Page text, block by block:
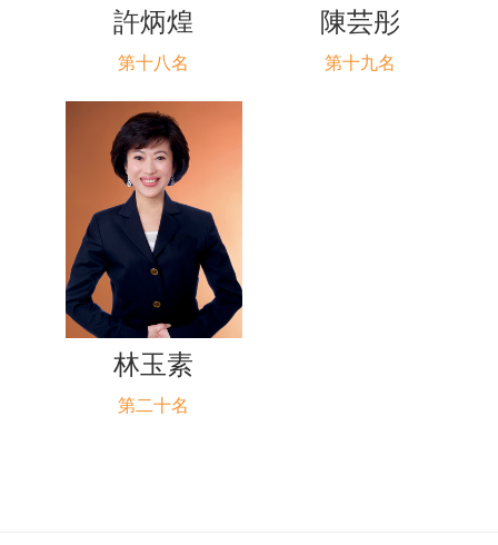
許炳煌
第十八名
陳芸彤
第十九名
林玉素
第二十名